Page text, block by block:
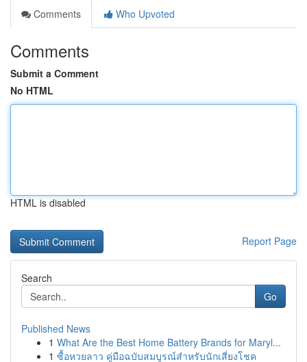
Comments
Who Upvoted
Comments
Submit a Comment
No HTML
HTML is disabled
Report Page
Search
Go
Published News
1 What Are the Best Home Battery Brands for Maryl...
1 ซื้อหวยลาว คู่มือฉบับสมบูรณ์สำหรับนักเสี่ยงโชค